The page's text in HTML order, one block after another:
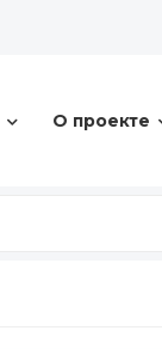
О проекте